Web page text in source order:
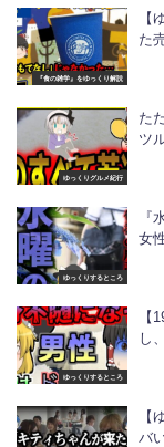
『食の雑学』をゆっくり解説
【
た
ゆっくりグルメ紀行
た
ツ
ゆっくりするところ
『
女
ゆっくりするところ
【
し
【
バ